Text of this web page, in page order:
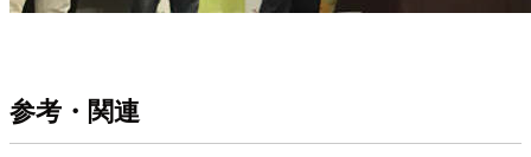
参考・関連